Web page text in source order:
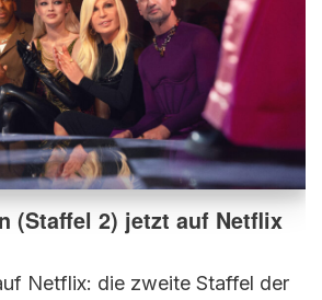
(Staffel 2) jetzt auf Netflix
Netflix: die zweite Staffel der